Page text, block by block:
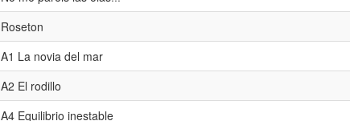
Roseton
A1 La novia del mar
A2 El rodillo
A4 Equilibrio inestable